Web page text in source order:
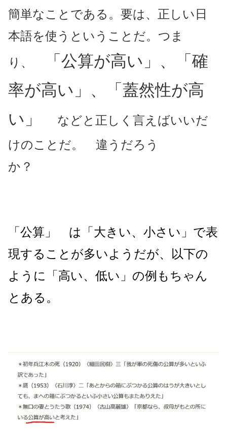
簡単なことである。要は、正しい日
本語を使うということだ。つま
り、
「公算が高い」、「確
率が高い」、「蓋然性が高
い」
などと正しく言えばいいだ
けのことだ。 違うだろう
か？
「公算」 は「大きい、小さい」で表
現することが多いようだが、以下の
ように「高い、低い」の例もちゃん
とある。